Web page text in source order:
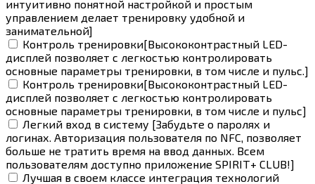
интуитивно понятной настройкой и простым
управлением делает тренировку удобной и
занимательной]
Контроль тренировки[Высококонтрастный LED-
дисплей позволяет с легкостью контролировать
основные параметры тренировки, в том числе и пульс.]
Контроль тренировки[Высококонтрастный LED-
дисплей позволяет с легкостью контролировать
основные параметры тренировки, в том числе и пульс]
Легкий вход в систему [Забудьте о паролях и
логинах. Авторизация пользователя по NFC, позволяет
больше не тратить время на ввод данных. Всем
пользователям доступно приложение SPIRIT+ CLUB!]
Лучшая в своем классе интеграция технологий